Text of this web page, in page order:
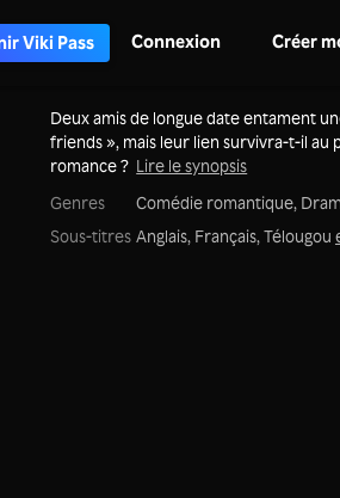
Viki Pass Connexion Créer
Deux amis de longue date entament
friends », mais leur lien survivra-t-il au
romance ? Lire le synopsis
Genres
Comédie romantique,
Sous-titres Anglais, Français, Télougou